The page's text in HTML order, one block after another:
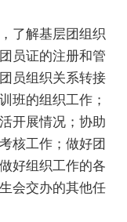
了解基层团组织
员证的注册和管
员组织关系转接
班的组织工作；
开展情况；协助
核工作；做好团
好组织工作的各
会交办的其他任